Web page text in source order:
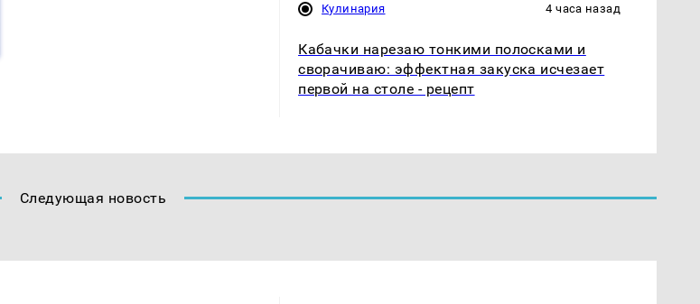
Кулинария 4 часа назад
Кабачки нарезаю тонкими полосками и
сворачиваю: эффектная закуска исчезает
первой на столе - рецепт
Следующая новость